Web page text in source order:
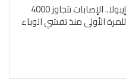
إيبولا.. الإصابات تتجاوز 4000
للمرة الأولى منذ تفشي الوباء